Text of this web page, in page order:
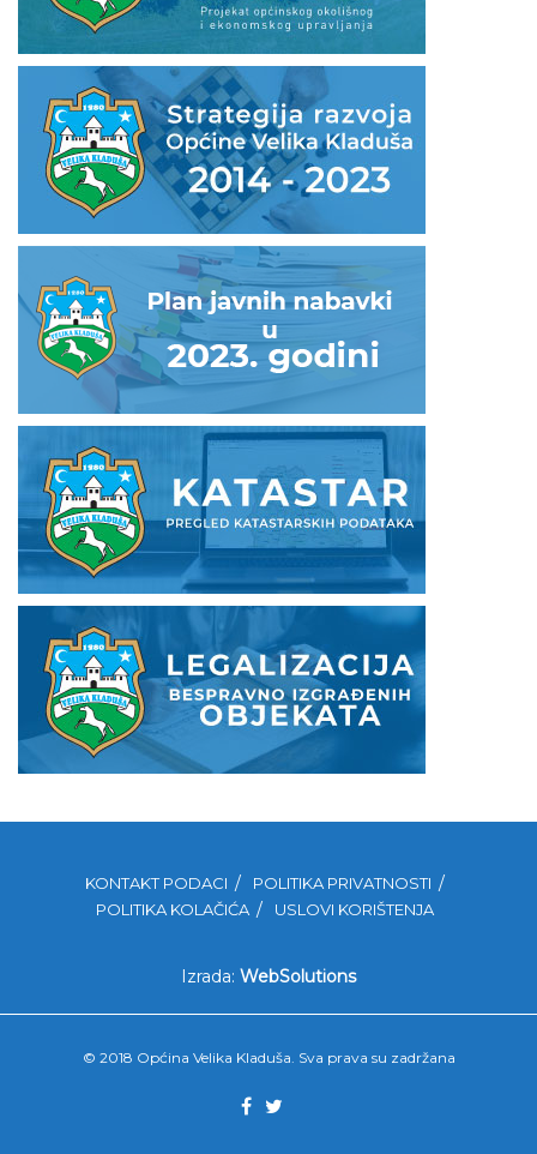
KONTAKT PODACI
POLITIKA PRIVATNOSTI
POLITIKA KOLAČIĆA
USLOVI KORIŠTENJA
Izrada: WebSolutions
© 2018 Općina Velika Kladuša. Sva prava su zadržana